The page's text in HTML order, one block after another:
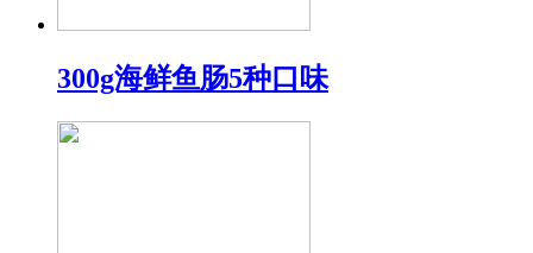
300g海鲜鱼肠5种口味